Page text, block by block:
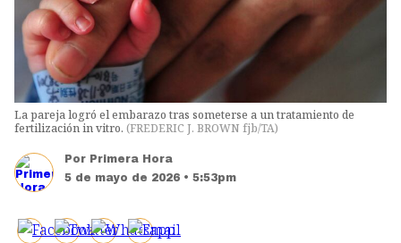
La pareja logró el embarazo tras someterse a un tratamiento de
fertilización in vitro. (FREDERIC J. BROWN fjb/TA)
Por Primera Hora
5 de mayo de 2026 • 5:53pm